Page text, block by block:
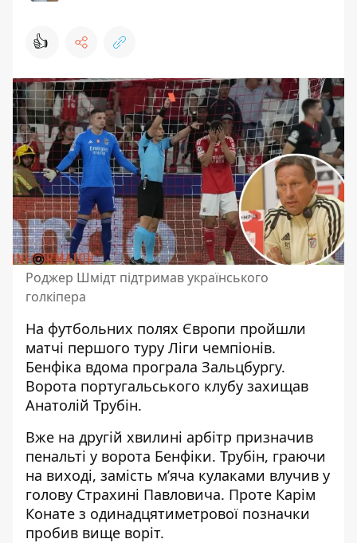
👍
Роджер Шмідт підтримав українського
голкіпера
На футбольних полях Європи пройшли
матчі першого туру Ліги чемпіонів.
Бенфіка вдома програла Зальцбургу.
Ворота португальського клубу захищав
Анатолій Трубін.
Вже на другій хвилині арбітр призначив
пенальті у ворота Бенфіки. Трубін, граючи
на виході, замість м’яча кулаками влучив у
голову Страхині Павловича. Проте Карім
Конате з одинадцятиметрової позначки
пробив вище воріт.